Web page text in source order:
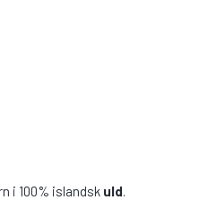
i 100% islandsk uld.